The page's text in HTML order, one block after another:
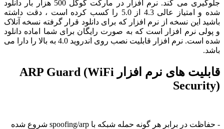
جلوگیری می کند. نرم افزار در مارکت گوگل 500 هزار بار دانلود
شده و امتیاز عالی 4.3 از 5.0 را کسب کرده است ، دقت داشته
این نسخه از نرم افزار که برای دانلود قرار گرفته نسخه آنلاک
نرم افزار است که به صورت رایگان برای شما اماده دانلود
شده است. نرم افزار قابلیت نصب روی اندروید 4.0 به بالا را دارا می
قابلیت های نرم افزار ARP Guard (WiFi
- حفاظت در برابر هر گونه حمله شبکه با spoofing/arp شروع شده